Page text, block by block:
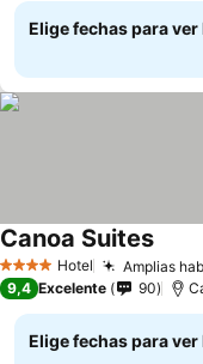
Elige fechas para
4 EstrellasHotel Amplias
Canoa SuitesVer
9,4 Excelente 90
Elige fechas para